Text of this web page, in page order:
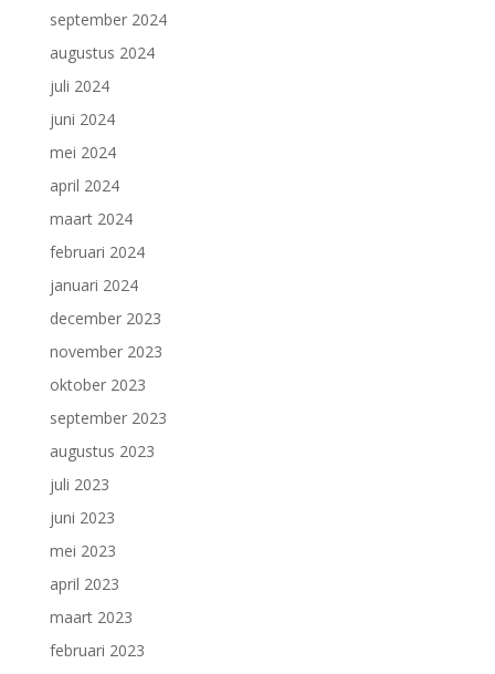
september 2024
augustus 2024
juli 2024
juni 2024
mei 2024
april 2024
maart 2024
februari 2024
januari 2024
december 2023
november 2023
oktober 2023
september 2023
augustus 2023
juli 2023
juni 2023
mei 2023
april 2023
maart 2023
februari 2023